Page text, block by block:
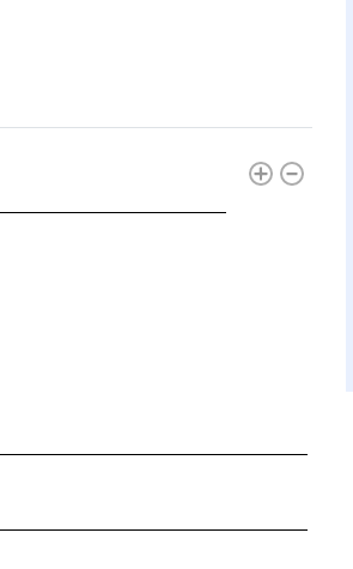
Operations